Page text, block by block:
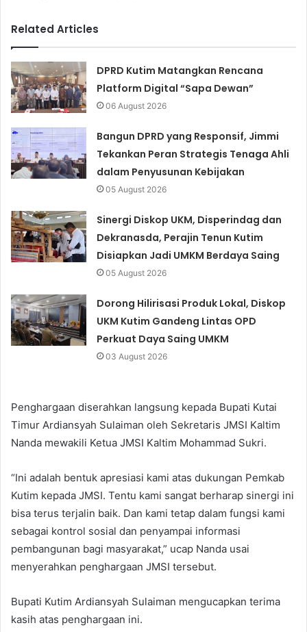
Related Articles
DPRD Kutim Matangkan Rencana
Platform Digital “Sapa Dewan”
06 August 2026
Bangun DPRD yang Responsif, Jimmi
Tekankan Peran Strategis Tenaga Ahli
dalam Penyusunan Kebijakan
05 August 2026
Sinergi Diskop UKM, Disperindag dan
Dekranasda, Perajin Tenun Kutim
Disiapkan Jadi UMKM Berdaya Saing
05 August 2026
Dorong Hilirisasi Produk Lokal, Diskop
UKM Kutim Gandeng Lintas OPD
Perkuat Daya Saing UMKM
03 August 2026
Penghargaan diserahkan langsung kepada Bupati Kutai
Timur Ardiansyah Sulaiman oleh Sekretaris JMSI Kaltim
Nanda mewakili Ketua JMSI Kaltim Mohammad Sukri.
“Ini adalah bentuk apresiasi kami atas dukungan Pemkab
Kutim kepada JMSI. Tentu kami sangat berharap sinergi ini
bisa terus terjalin baik. Dan kami tetap dalam fungsi kami
sebagai kontrol sosial dan penyampai informasi
pembangunan bagi masyarakat,” ucap Nanda usai
menyerahkan penghargaan JMSI tersebut.
Bupati Kutim Ardiansyah Sulaiman mengucapkan terima
kasih atas penghargaan ini.